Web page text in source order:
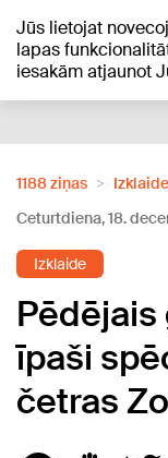
Jūs lietojat
lapas
iesakām atjaunot
+16
1188 ziņas
Izklaide
Ceturtdiena, 18.
Izklaide
īpaši
četras